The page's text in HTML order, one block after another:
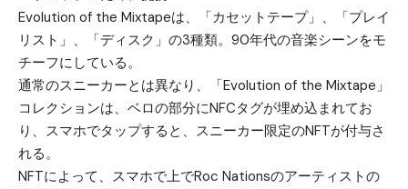
Evolution of the Mixtapeは、「カセットテープ」、「プレイ
リスト」、「ディスク」の3種類。90年代の音楽シーンをモ
チーフにしている。
通常のスニーカーとは異なり、「Evolution of the Mixtape」
コレクションは、ベロの部分にNFCタグが埋め込まれてお
り、スマホでタップすると、スニーカー限定のNFTが付与さ
れる。
NFTによって、スマホで上でRoc Nationsのアーティストの